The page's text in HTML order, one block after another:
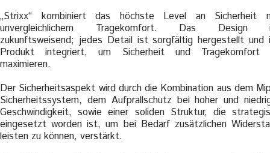
„Strixx“ kombiniert das höchste Level an Sicherheit
unvergleichlichem Tragekomfort. Das Design
zukunftsweisend; jedes Detail ist sorgfältig hergestellt und
Produkt integriert, um Sicherheit und Tragekomfort
maximieren.
Der Sicherheitsaspekt wird durch die Kombination aus dem
Sicherheitssystem, dem Aufprallschutz bei hoher und
Geschwindigkeit, sowie einer soliden Struktur, die
eingesetzt worden ist, um bei Bedarf zusätzlichen
leisten zu können, verstärkt.